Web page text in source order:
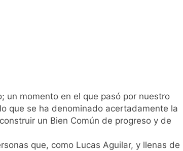
un momento en el que pasó por nuestro
que se ha denominado acertadamente la
un Bien Común de progreso y de
que, como Lucas Aguilar, y llenas de